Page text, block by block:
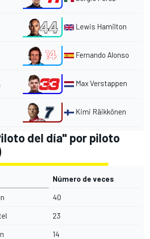
Lewis Hamilton
Fernando Alonso
Max Verstappen
Kimi Räikkönen
del día" por piloto
Número de veces
40
23
14